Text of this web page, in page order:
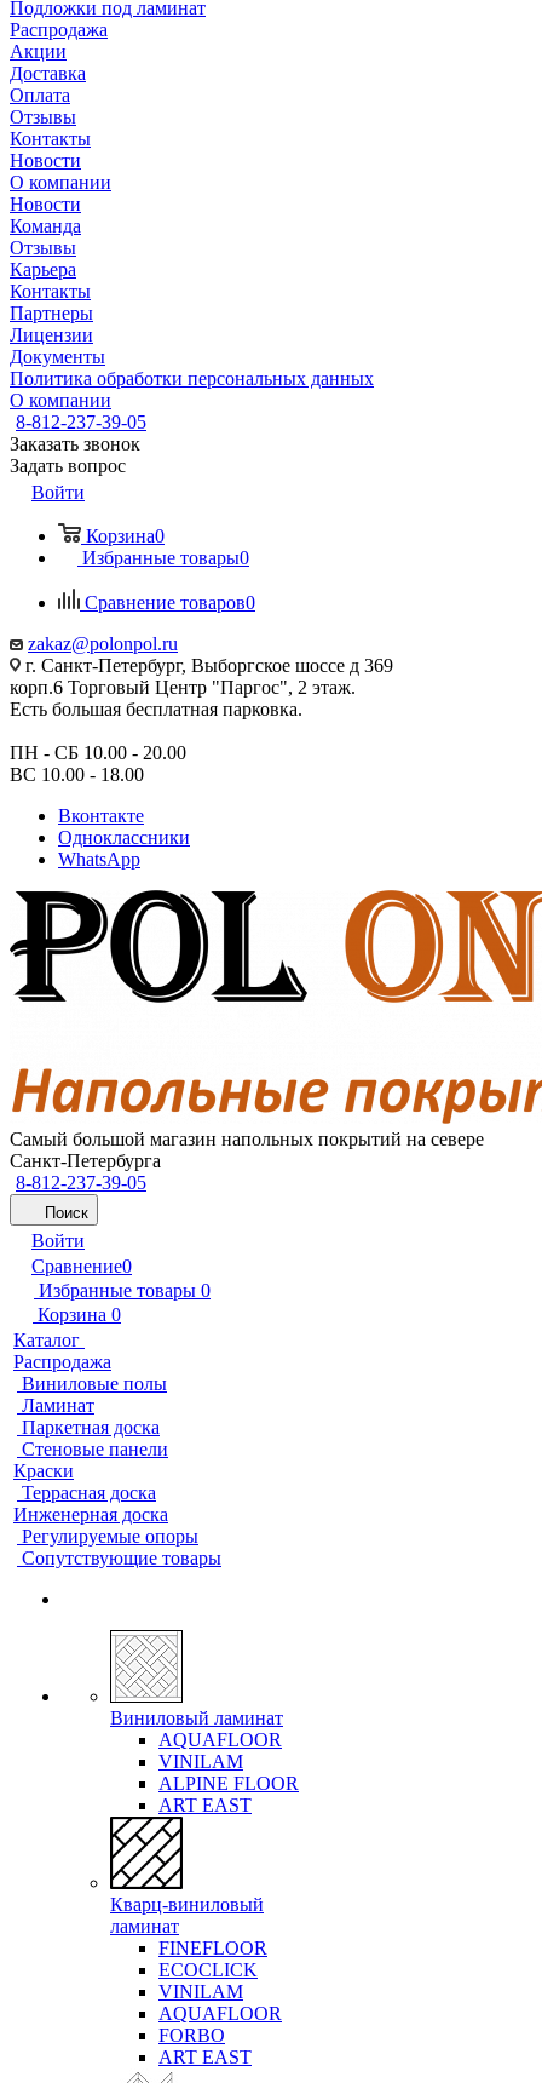
Подложки под ламинат
Распродажа
Акции
Доставка
Оплата
Отзывы
Контакты
Новости
О компании
Новости
Команда
Отзывы
Карьера
Контакты
Партнеры
Лицензии
Документы
Политика обработки персональных данных
О компании
8-812-237-39-05
Заказать звонок
Задать вопрос
Войти
Корзина0
Избранные товары0
Сравнение товаров0
zakaz@polonpol.ru
г. Санкт-Петербург, Выборгское шоссе д 369
корп.6 Торговый Центр "Паргос", 2 этаж.
Есть большая бесплатная парковка.
ПН - СБ 10.00 - 20.00
ВС 10.00 - 18.00
Вконтакте
Одноклассники
WhatsApp
Самый большой магазин напольных покрытий на севере
Санкт-Петербурга
8-812-237-39-05
Поиск
Войти
Сравнение0
Избранные товары 0
Корзина 0
Каталог
Распродажа
Виниловые полы
Ламинат
Паркетная доска
Стеновые панели
Краски
Террасная доска
Инженерная доска
Регулируемые опоры
Сопутствующие товары
Виниловый ламинат
AQUAFLOOR
VINILAM
ALPINE FLOOR
ART EAST
Кварц-виниловый
ламинат
FINEFLOOR
ECOCLICK
VINILAM
AQUAFLOOR
FORBO
ART EAST